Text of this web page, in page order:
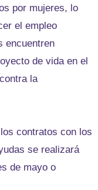
por mujeres, lo
el empleo
encuentren
de vida en el
la
contratos con los
se realizará
de mayo o